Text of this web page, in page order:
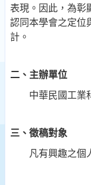
表現。因此，為彰
認同本學會之定位
計。
二、主辦單位
中華民國工業
三、徵稿對象
凡有興趣之個